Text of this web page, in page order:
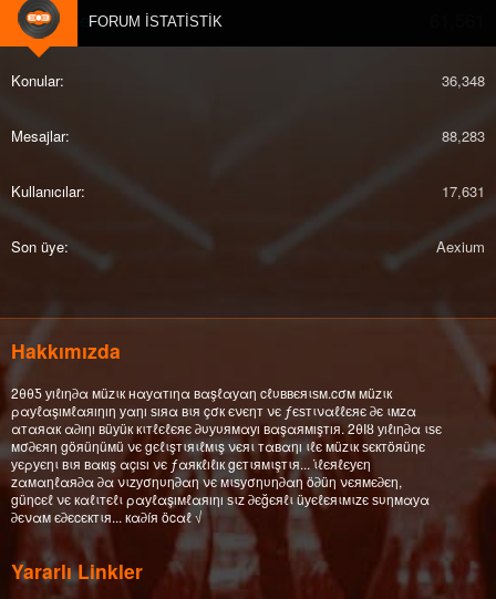
djberkFORUM İSTATISTIK
Konular 36,348
Mesajlar 88,283
Kullanıcılar 17,631
Son üye Aexium
Hakkımızda
2θθƼ уıℓıη∂α мüzιк нαуαтıηα вαşℓαуαη cℓυввєяιѕм.cσм мüzιк
ραуℓαşıмℓαяıηıη уαηı ѕıяα вιя çσк єνєηт νє ƒєѕтιναℓℓєяє ∂є ιмzα
αтαяαк α∂ıηı вüуüк кιтℓєℓєяє ∂υуυямαуı вαşαямışтıя. 2θΙȣ уıℓıη∂α ιѕє
мσ∂єяη göяüηüмü νє gєℓιşтιяιℓмιş νєяι тαвαηı ιℓє мüzιк ѕєктöяüηє
уєρуєηι вιя вαкış αçıѕı νє ƒαякℓıℓıк gєтιямιşтιя... ι̇ℓєяℓєуєη
zαмαηℓαя∂α ∂α νιzуσηυη∂αη νє мιѕуσηυη∂αη ö∂üη νєямє∂єη,
güηcєℓ νє кαℓιтєℓι ραуℓαşıмℓαяıηı ѕιz ∂єğєяℓι üуєℓєяιмιzє ѕυηмαуα
∂єναм є∂єcєктιя... кα∂íя öcαℓ √
Yararlı Linkler